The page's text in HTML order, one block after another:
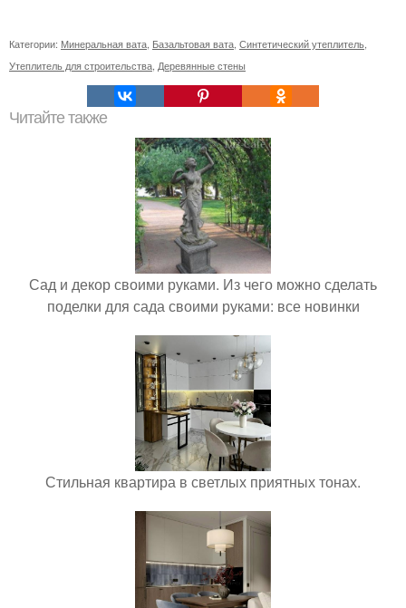
Категории: Минеральная вата, Базальтовая вата, Синтетический утеплитель,
Утеплитель для строительства, Деревянные стены
Читайте также
Сад и декор своими руками. Из чего можно сделать
поделки для сада своими руками: все новинки
Стильная квартира в светлых приятных тонах.